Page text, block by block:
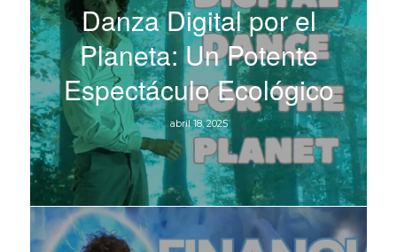
Danza Digital por el
Planeta: Un Potente
Espectáculo Ecológico
abril 18, 2025